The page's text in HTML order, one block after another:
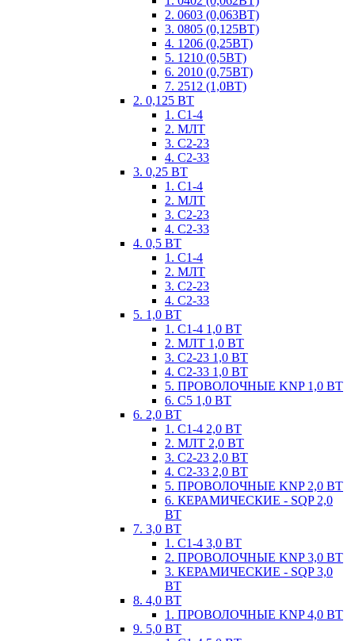
2. 0603 (0,063ВТ)
3. 0805 (0,125ВТ)
4. 1206 (0,25ВТ)
5. 1210 (0,5ВТ)
6. 2010 (0,75ВТ)
7. 2512 (1,0ВТ)
2. 0,125 ВТ
1. С1-4
2. МЛТ
3. С2-23
4. С2-33
3. 0,25 ВТ
1. С1-4
2. МЛТ
3. С2-23
4. С2-33
4. 0,5 ВТ
1. С1-4
2. МЛТ
3. С2-23
4. С2-33
5. 1,0 ВТ
1. С1-4 1,0 ВТ
2. МЛТ 1,0 ВТ
3. С2-23 1,0 ВТ
4. С2-33 1,0 ВТ
5. ПРОВОЛОЧНЫЕ KNP 1,0 ВТ
6. С5 1,0 ВТ
6. 2,0 ВТ
1. С1-4 2,0 ВТ
2. МЛТ 2,0 ВТ
3. С2-23 2,0 ВТ
4. С2-33 2,0 ВТ
5. ПРОВОЛОЧНЫЕ KNP 2,0 ВТ
6. КЕРАМИЧЕСКИЕ - SQP 2,0
ВТ
7. 3,0 ВТ
1. С1-4 3,0 ВТ
2. ПРОВОЛОЧНЫЕ KNP 3,0 ВТ
3. КЕРАМИЧЕСКИЕ - SQP 3,0
ВТ
8. 4,0 ВТ
1. ПРОВОЛОЧНЫЕ KNP 4,0 ВТ
9. 5,0 ВТ